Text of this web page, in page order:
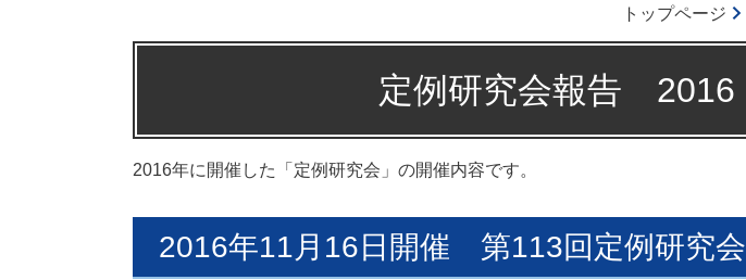
トップページ
定例研究会報告 2016
2016年に開催した「定例研究会」の開催内容です。
2016年11月16日開催 第113回定例研究会